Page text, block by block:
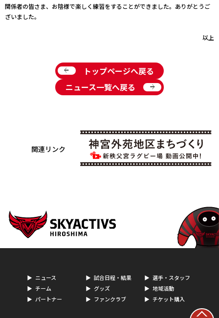
関係者の皆さま、お陰様で楽しく練習をすることができました。ありがとうご
ざいました。
以上
arrow_back
トップページへ戻る
ニュース一覧へ戻る
arrow_forward
関連リンク
ニュース 試合日程・結果
選手・スタッフ
チーム
グッズ
地域活動
パートナー
ファンクラブ チケット購入